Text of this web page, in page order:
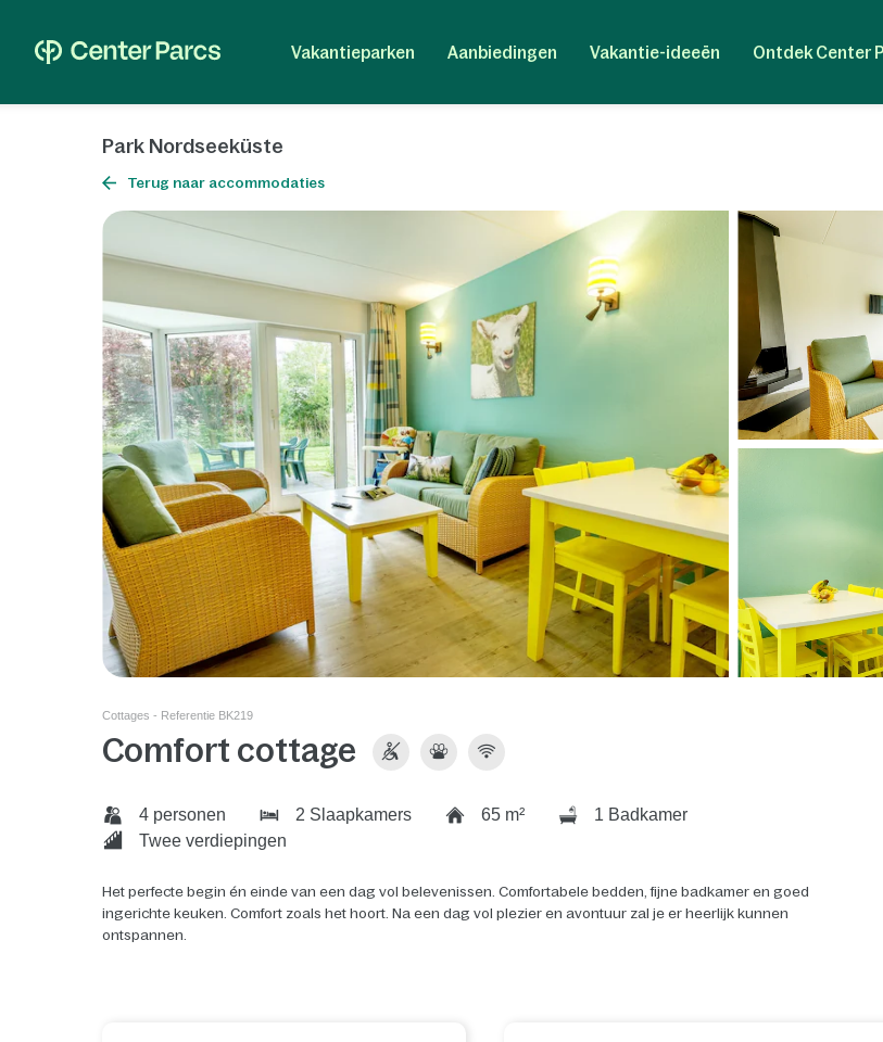
Vakantieparken Aanbiedingen Vakantie-ideeën Ontdek Center
Park Nordseeküste
Terug naar accommodaties
Cottages - Referentie BK219
Comfort cottage
4 personen 2 Slaapkamers 65 m²
1 Badkamer
Twee verdiepingen
Het perfecte begin én einde van een dag vol belevenissen. Comfortabele bedden, fijne badkamer en goed
ingerichte keuken. Comfort zoals het hoort. Na een dag vol plezier en avontuur zal je er heerlijk kunnen
ontspannen.